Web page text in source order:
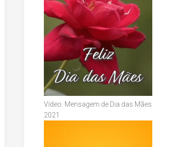
Vídeo: Mensagem de Dia das Mães
2021